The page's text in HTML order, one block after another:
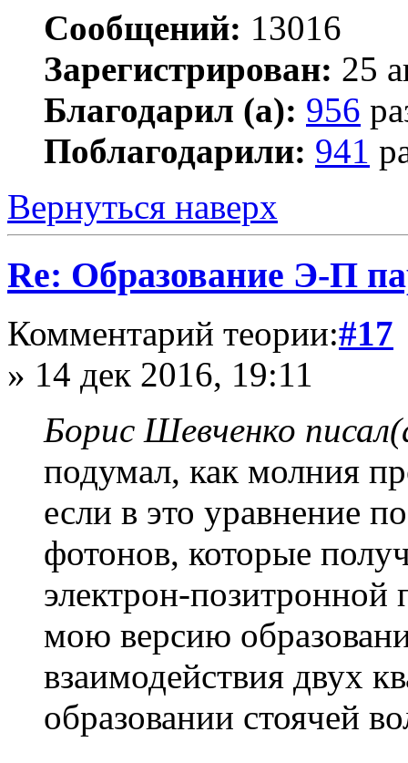
Сообщений: 13016
Зарегистрирован: 25
Благодарил (а): 956
Поблагодарили: 941
Вернуться наверх
Re: Образование Э-П
Комментарий теории:#17
» 14 дек 2016, 19:11
Борис Шевченко
подумал, как молния
если в это уравнение
фотонов, которые
электрон-
мою версию
взаимодействия двух
образовании стоячей